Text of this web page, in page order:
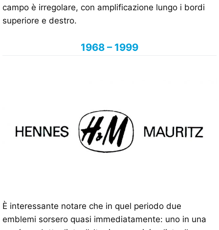
campo è irregolare, con amplificazione lungo i bordi
superiore e destro.
1968 – 1999
È interessante notare che in quel periodo due
emblemi sorsero quasi immediatamente: uno in una